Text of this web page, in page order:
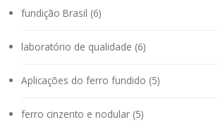
fundição Brasil (6)
laboratório de qualidade (6)
Aplicações do ferro fundido (5)
ferro cinzento e nodular (5)